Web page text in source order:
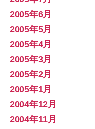
2005年6月
2005年5月
2005年4月
2005年3月
2005年2月
2005年1月
2004年12月
2004年11月